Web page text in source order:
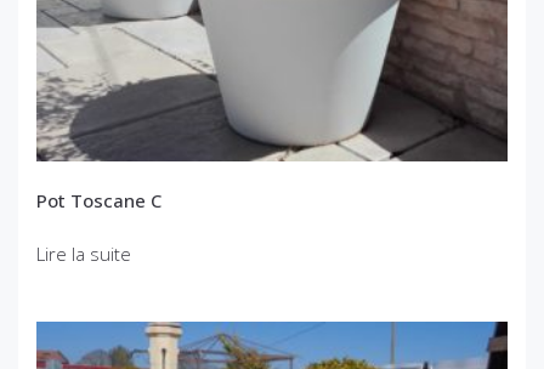
Pot Toscane C
Lire la suite